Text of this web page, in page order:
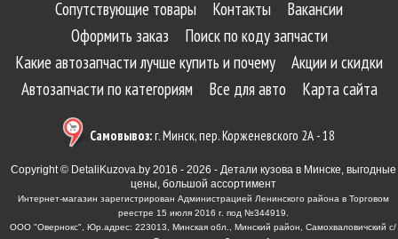
Сопутствующие товары
Контакты
Вакансии
Оформить заказ
Поиск по коду запчасти
Какие автозапчасти лучше купить и почему
Акции и скидки
Автозапчасти по категориям
Все для авто Карта сайта
Самовывоз:г. Минск, пер. Корженевского 2А - 18
Copyright © DetaliKuzova.by 2016 - 2026 - Детали кузова в Минске, выгодные
цены, большой ассортимент
Интернет-магазин зарегистрирован Администрацией Ленинского района в Торговом
реестре 15 июля 2016 г. под №344919.
ООО "Овернокс", Юр.адрес: 223013, Минская обл., Минский район, Самохваловичский с/